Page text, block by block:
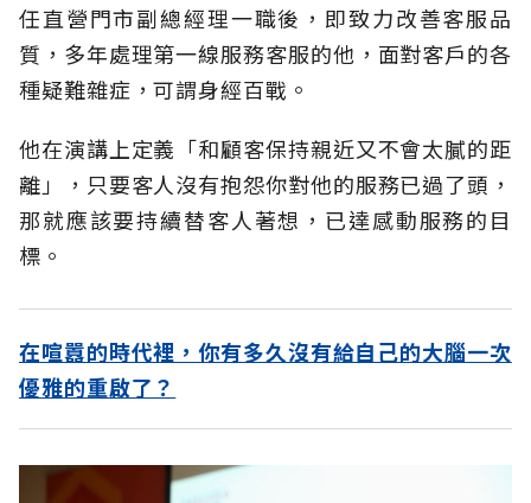
任直營門市副總經理一職後，即致力改善客服品
質，多年處理第一線服務客服的他，面對客戶的各
種疑難雜症，可謂身經百戰。
他在演講上定義「和顧客保持親近又不會太膩的距
離」，只要客人沒有抱怨你對他的服務已過了頭，
那就應該要持續替客人著想，已達感動服務的目
標。
在喧囂的時代裡，你有多久沒有給自己的大腦一次
優雅的重啟了？